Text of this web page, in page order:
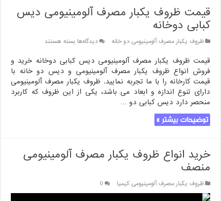
قیمت ظروف یکبار مصرف آلومینیومی دیس
کبابی دوخانه
ظروف یکبار مصرف آلومینیومی دو خانه دیدگاه‌هابرای
ظروف
یکبار
مصرف
آلومینیومی
دیس
بسته هستند
قیمت ظروف یکبار مصرف آلومینیومی دیس کبابی دوخانه خرید و
فروش انواع ظروف یکبار مصرف آلومینیومی و دیس دو خانه با
قیمت کارخانه را با ما تجربه نمایید. ظروف یکبار مصرف آلومینیومی
دارای تنوع اندازه و ابعاد می باشد، یکی از این ظروف که کاربرد
منحصر دارد دیس کبابی دو …
توضیحات بیشتر »
خرید انواع ظروف یکبار مصرف آلومینیومی
منصف
ظروف یکبار مصرف آلومینیومی کیمیا 0